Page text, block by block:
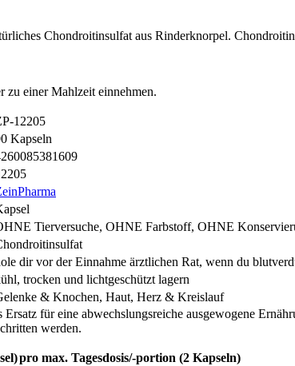
Chondroitinsulfat aus Rinderknorpel.
zu einer Mahlzeit einnehmen.
12205
Kapseln
Tierversuche, OHNE Farbstoff, OHNE
dir vor der Einnahme ärztlichen Rat, wenn du
trocken und lichtgeschützt lagern
& Knochen, Haut, Herz & Kreislauf
für eine abwechslungsreiche ausgewogene
werden.
pro max. Tagesdosis/-portion (2 Kapseln)